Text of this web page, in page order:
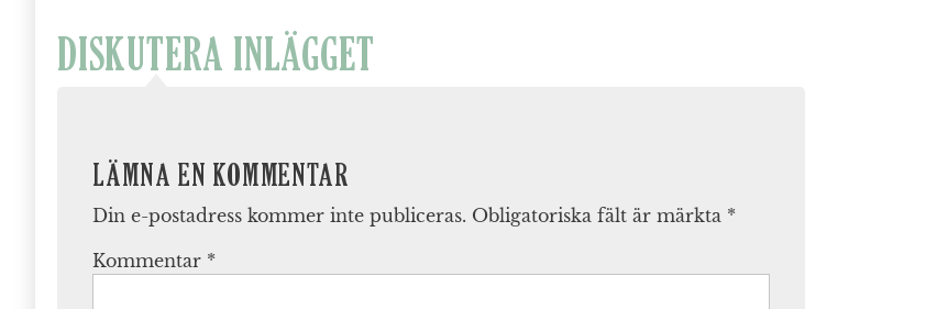
DISKUTERA INLÄGGET
LÄMNA EN KOMMENTAR
Din e-postadress kommer inte publiceras. Obligatoriska fält är märkta *
Kommentar *